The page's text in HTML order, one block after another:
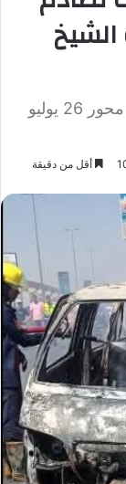
الشيخ
إصابة 7 أشخاص في حادث تصادم أعلى محور 26 يوليو
أقل من دقيقة